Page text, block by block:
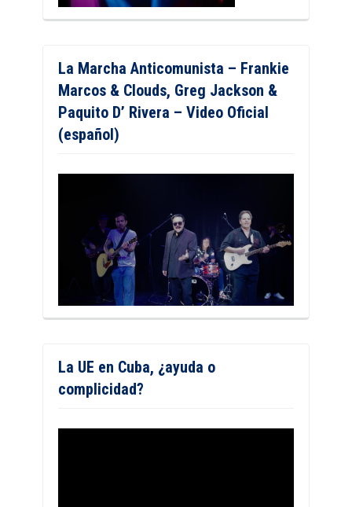
La Marcha Anticomunista – Frankie
Marcos & Clouds, Greg Jackson &
Paquito D’ Rivera – Video Oficial
(español)
La UE en Cuba, ¿ayuda o
complicidad?